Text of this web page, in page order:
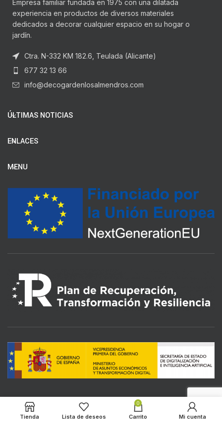
Empresa familiar fundada en 1975 con una dilatada
experiencia en productos de diversos materiales
dedicados a decorar cualquier espacio en su hogar o
jardín.
Ctra. N-332 KM 182.6, Teulada (Alicante)
677 32 13 66
info@decogardenlosalmendros.com
ÚLTIMAS NOTICIAS
ENLACES
MENU
LOS ALMENDROS 2022 CREATED BY HADBOS SOLUTIONS
. PREMIUM E-
COMMERCE SOLUTIONS.
Tienda Lista de deseos
0
Carrito Mi cuenta